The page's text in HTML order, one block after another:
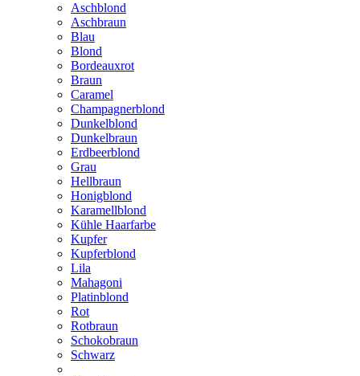
Aschblond
Aschbraun
Blau
Blond
Bordeauxrot
Braun
Caramel
Champagnerblond
Dunkelblond
Dunkelbraun
Erdbeerblond
Grau
Hellbraun
Honigblond
Karamellblond
Kühle Haarfarbe
Kupfer
Kupferblond
Lila
Mahagoni
Platinblond
Rot
Rotbraun
Schokobraun
Schwarz